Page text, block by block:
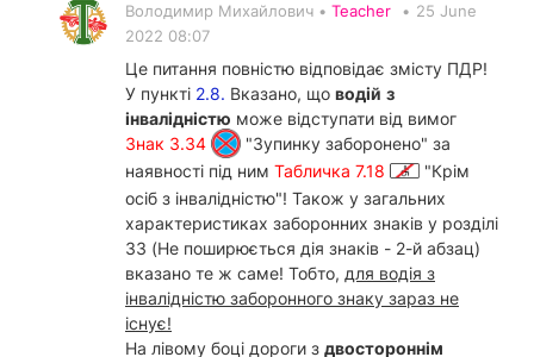
Володимир Михайлович • Teacher • 25 June
2022 08:07
Це питання повністю відповідає змісту ПДР!
У пункті 2.8. Вказано, що водій з
інвалідністю може відступати від вимог
Знак 3.34
"Зупинку заборонено" за
наявності під ним Табличка 7.18
"Крім
осіб з інвалідністю"! Також у загальних
характеристиках заборонних знаків у розділі
33 (Не поширюється дія знаків - 2-й абзац)
вказано те ж саме! Тобто, для водія з
інвалідністю заборонного знаку зараз не
існує!
На лівому боці дороги з двостороннім